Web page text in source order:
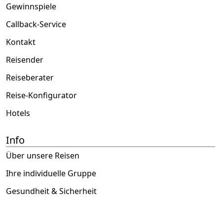
Gewinnspiele
Callback-Service
Kontakt
Reisender
Reiseberater
Reise-Konfigurator
Hotels
Info
Über unsere Reisen
Ihre individuelle Gruppe
Gesundheit & Sicherheit